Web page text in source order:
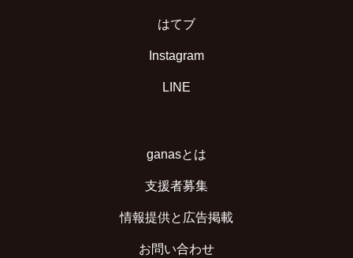
はてブ
Instagram
LINE
ganasとは
支援者募集
情報提供と広告掲載
お問い合わせ